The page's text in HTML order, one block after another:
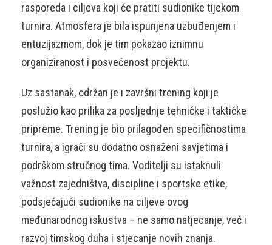
rasporeda i ciljeva koji će pratiti sudionike tijekom
turnira. Atmosfera je bila ispunjena uzbuđenjem i
entuzijazmom, dok je tim pokazao iznimnu
organiziranost i posvećenost projektu.
Uz sastanak, održan je i završni trening koji je
poslužio kao prilika za posljednje tehničke i taktičke
pripreme. Trening je bio prilagođen specifičnostima
turnira, a igrači su dodatno osnaženi savjetima i
podrškom stručnog tima. Voditelji su istaknuli
važnost zajedništva, discipline i sportske etike,
podsjećajući sudionike na ciljeve ovog
međunarodnog iskustva – ne samo natjecanje, već i
razvoj timskog duha i stjecanje novih znanja.